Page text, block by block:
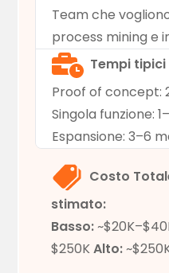
Team che
process mining e
Tempi
Proof of concept:
Singola funzione:
Espansione: 3–6
Costo
stimato:
Basso:
$250KAlto: